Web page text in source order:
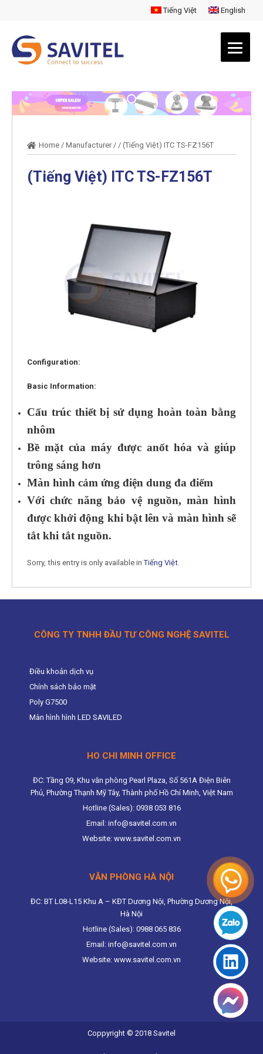
Tiếng Việt English
Home / Manufacturer/ / (Tiếng Việt) ITC TS-FZ156T
(Tiếng Việt) ITC TS-FZ156T
Configuration:
Basic Information:
Cấu trúc thiết bị sử dụng hoàn toàn bằng
nhôm
Bề mặt của máy được anốt hóa và giúp
trông sáng hơn
Màn hình cảm ứng điện dung đa điểm
Với chức năng bảo vệ nguồn, màn hình
được khởi động khi bật lên và màn hình sẽ
tắt khi tắt nguồn.
Sorry, this entry is only available inTiếng Việt.
CÔNG TY TNHH ĐẦU TƯ CÔNG NGHỆ SAVITEL
Điều khoản dịch vụ
Chính sách bảo mật
Poly G7500
Màn hình hình LED SAVILED
HO CHI MINH OFFICE
ĐC: Tầng 09, Khu văn phòng Pearl Plaza, Số 561A Điện Biên
Phủ, Phường Thạnh Mỹ Tây, Thành phố Hồ Chí Minh, Việt Nam
Hotline (Sales): 0938 053 816
Email: info@savitel.com.vn
Website: www.savitel.com.vn
VĂN PHÒNG HÀ NỘI
ĐC: BT L08-L15 Khu A – KĐT Dương Nội, Phường Dương Nội,
Hà Nội
Hotline (Sales): 0988 065 836
Email: info@savitel.com.vn
Website: www.savitel.com.vn
Coppyright © 2018 Savitel